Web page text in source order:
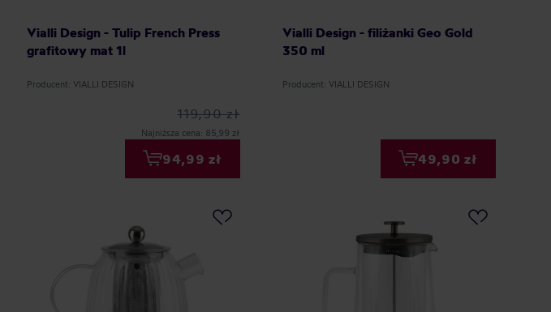
Vialli Design - Tulip French Press
grafitowy mat 1l
Producent: VIALLI DESIGN
119,90 zł
Najniższa cena: 85,99 zł
94,99 zł
Vialli Design - filiżanki Geo Gold
350 ml
Producent: VIALLI DESIGN
49,90 zł